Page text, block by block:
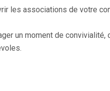
les associations de votre
un moment de